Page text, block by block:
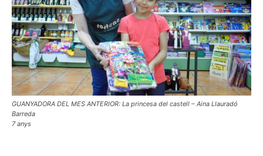
GUANYADORA DEL MES ANTERIOR: La princesa del castell – Aina Llauradó
Barreda
7 anys